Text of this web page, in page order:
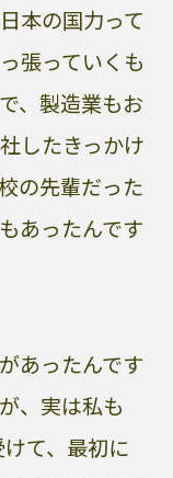
本の国力って
張っていくも
、製造業もお
したきっかけ
の先輩だった
あったんです
あったんです
、実は私も
て、最初に